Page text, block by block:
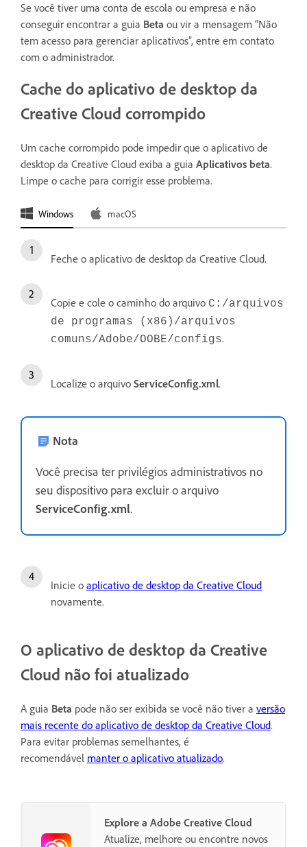
Se você tiver uma conta de escola ou empresa e não
conseguir encontrar a guia Beta ou vir a mensagem “Não
tem acesso para gerenciar aplicativos”, entre em contato
com o administrador.
Cache do aplicativo de desktop da
Creative Cloud corrompido
Um cache corrompido pode impedir que o aplicativo de
desktop da Creative Cloud exiba a guia Aplicativos beta.
Limpe o cache para corrigir esse problema.
Windows macOS
Feche o aplicativo de desktop da Creative Cloud.
Copie e cole o caminho do arquivo C:/arquivos
de programas (x86)/arquivos
comuns/Adobe/OOBE/configs.
Localize o arquivo ServiceConfig.xml.
Nota
Você precisa ter privilégios administrativos no
seu dispositivo para excluir o arquivo
ServiceConfig.xml.
Inicie o aplicativo de desktop da Creative Cloud
novamente.
O aplicativo de desktop da Creative
Cloud não foi atualizado
A guia Beta pode não ser exibida se você não tiver a versão
mais recente do aplicativo de desktop da Creative Cloud.
Para evitar problemas semelhantes, é
recomendável manter o aplicativo atualizado.
Explore a Adobe Creative Cloud
Atualize, melhore ou encontre novos